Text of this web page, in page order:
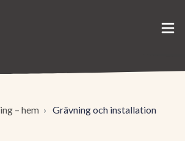
– hem Grävning och installation